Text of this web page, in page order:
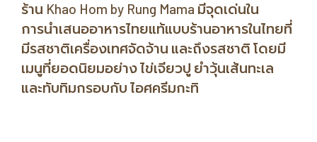
ร้าน Khao Hom by Rung Mama มีจุดเด่นใน
การนำเสนออาหารไทยแท้แบบร้านอาหารในไทยที่
มีรสชาติเครื่องเทศจัดจ้าน และถึงรสชาติ โดยมี
เมนูที่ยอดนิยมอย่าง ไข่เจียวปู ยำวุ้นเส้นทะเล
และทับทิมกรอบกับ ไอศครีมกะทิ